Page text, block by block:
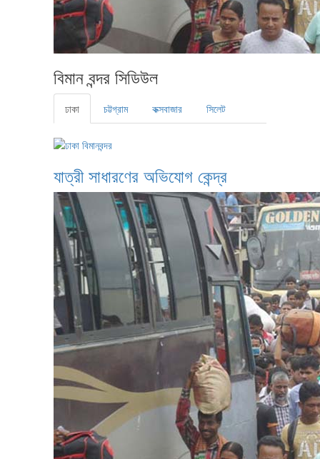
বিমান বন্দর সিডিউল
ঢাকা চট্টগ্রাম কক্সবাজার সিলেট
যাত্রী সাধারণের অভিযোগ কেন্দ্র